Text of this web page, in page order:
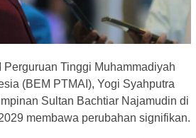
Perguruan Tinggi Muhammadiyah
(BEM PTMAI), Yogi Syahputra
Sultan Bachtiar Najamudin di
membawa perubahan signifikan.